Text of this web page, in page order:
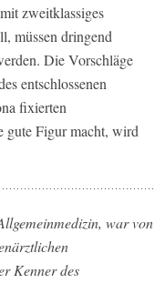
zweitklassiges
müssen dringend
Die Vorschläge
entschlossenen
fixierten
gute Figur macht, wird
war von
Kenner des